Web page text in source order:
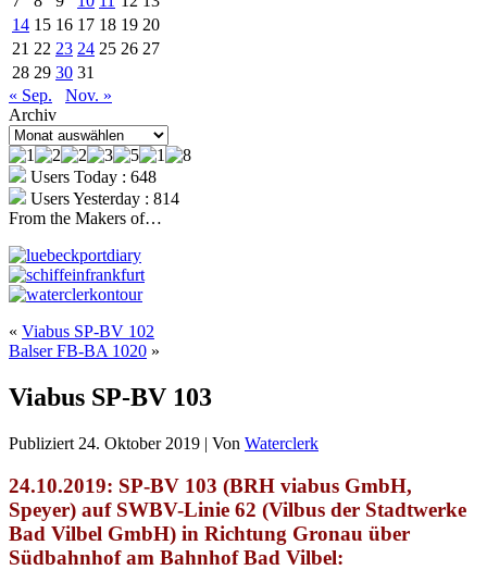
14 15 16 17 18 19 20
21 22 23 24 25 26 27
28 29 30 31
« Sep.
Nov. »
Archiv
Archiv
Users Today : 648
Users Yesterday : 814
From the Makers of…
« Viabus SP-BV 102
Balser FB-BA 1020 »
Viabus SP-BV 103
Publiziert 24. Oktober 2019 | Von Waterclerk
24.10.2019: SP-BV 103 (BRH viabus GmbH,
Speyer) auf SWBV-Linie 62 (Vilbus der Stadtwerke
Bad Vilbel GmbH) in Richtung Gronau über
Südbahnhof am Bahnhof Bad Vilbel: